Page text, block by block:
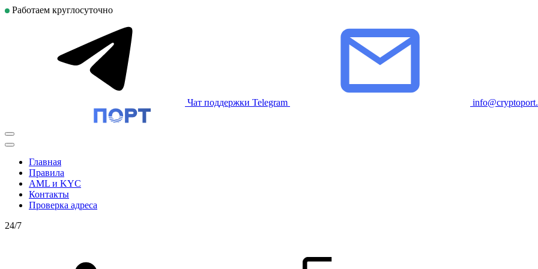
Работаем круглосуточно
Чат поддержки Telegram
Главная
Правила
AML и KYC
Контакты
Проверка адреса
24/7